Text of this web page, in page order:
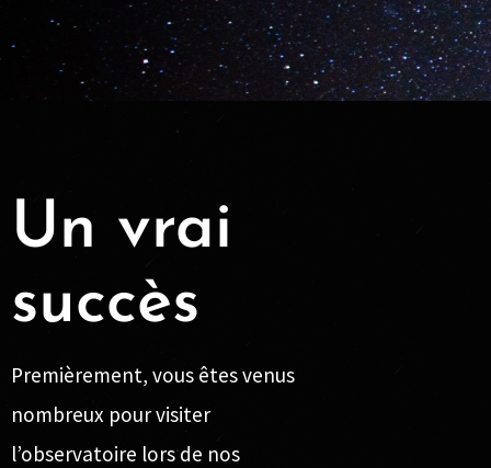
Un vrai
succès
Premièrement, vous êtes venus
nombreux pour visiter
l’observatoire lors de nos